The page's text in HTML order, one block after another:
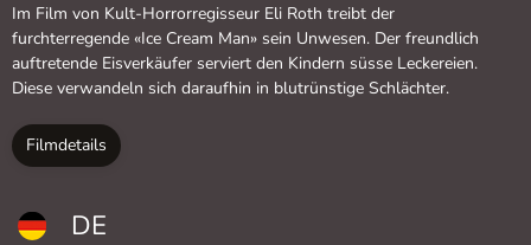
Im Film von Kult-Horrorregisseur Eli Roth treibt der
furchterregende «Ice Cream Man» sein Unwesen. Der freundlich
auftretende Eisverkäufer serviert den Kindern süsse Leckereien.
Diese verwandeln sich daraufhin in blutrünstige Schlächter.
Filmdetails
DE